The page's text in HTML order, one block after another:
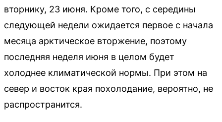
вторнику, 23 июня. Кроме того, с середины
следующей недели ожидается первое с начала
месяца арктическое вторжение, поэтому
последняя неделя июня в целом будет
холоднее климатической нормы. При этом на
север и восток края похолодание, вероятно, не
распространится.